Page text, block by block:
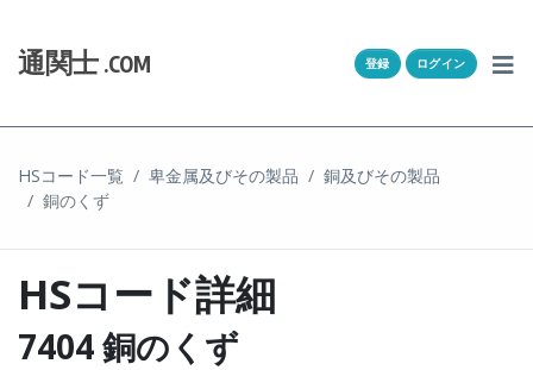
通関士 .COM 登録 ログイン
HSコード一覧 卑金属及びその製品
銅及びその製品
銅のくず
HSコード詳細
7404 銅のくず
通関士NEWS
HSコード